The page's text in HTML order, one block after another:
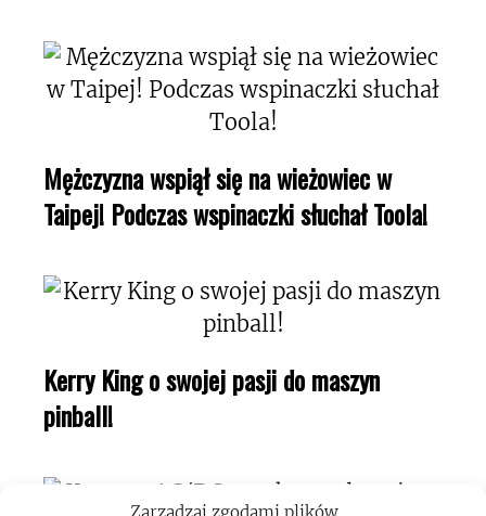
Zarządzaj zgodami plików
Mężczyzna wspiął się na wieżowiec w
Taipej! Podczas wspinaczki słuchał Toola!
Kerry King o swojej pasji do maszyn
pinball!